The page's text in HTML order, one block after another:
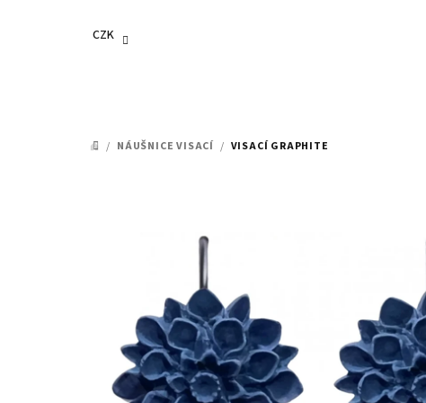
CZK
DOMŮ
/ NÁUŠNICE VISACÍ / VISACÍ GRAPHITE